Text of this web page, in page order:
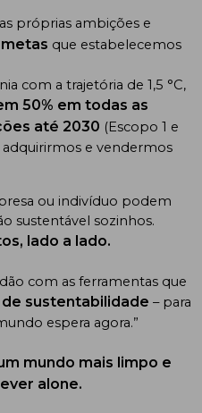
próprias ambições e
que estabelecemos
com a trajetória de 1,5 °C,
50% em todas as
até 2030 (Escopo 1 e
adquirirmos e vendermos
ou indivíduo podem
sustentável sozinhos.
lado a lado.
com as ferramentas que
sustentabilidade – para
espera agora.”
mundo mais limpo e
alone.